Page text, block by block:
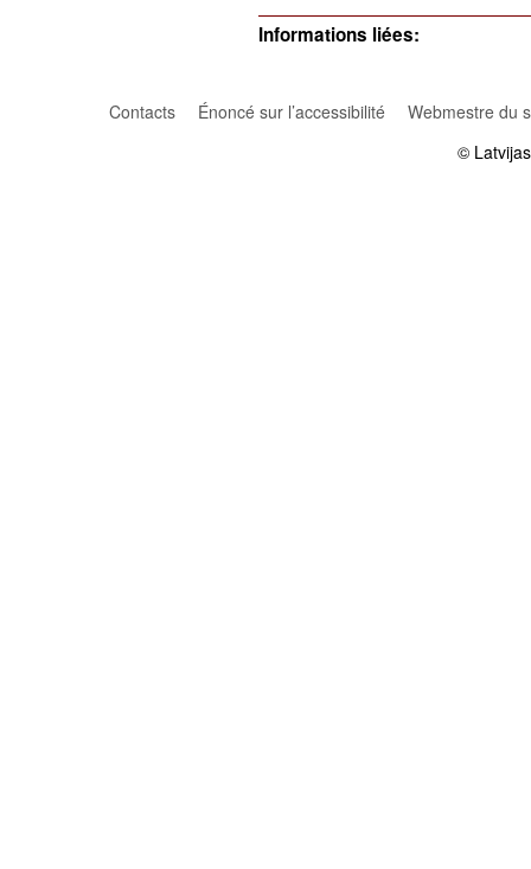
Informations liées:
Contacts Énoncé sur l’accessibilité
Webmestre du
©